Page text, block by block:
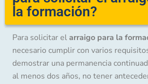
la formación?
Para solicitar elarraigo para la
necesario cumplir con varios
demostrar una permanencia
al menos dos años, no tener